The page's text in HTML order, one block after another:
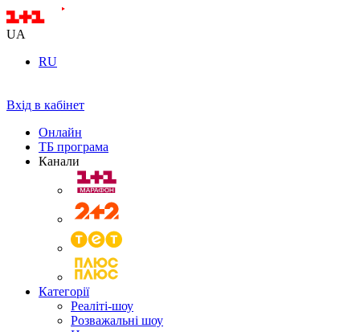
UA
RU
Вхід в кабінет
Онлайн
ТБ програма
Канали
Категорії
Реаліті-шоу
Розважальні шоу